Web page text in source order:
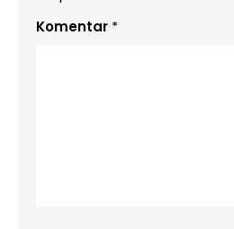
Komentar *